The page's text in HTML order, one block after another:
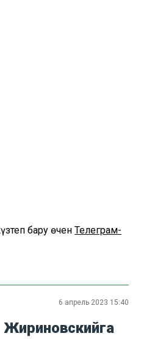
бару өчен Телеграм-
6 апрель 2023 15:40
Жириновскийга